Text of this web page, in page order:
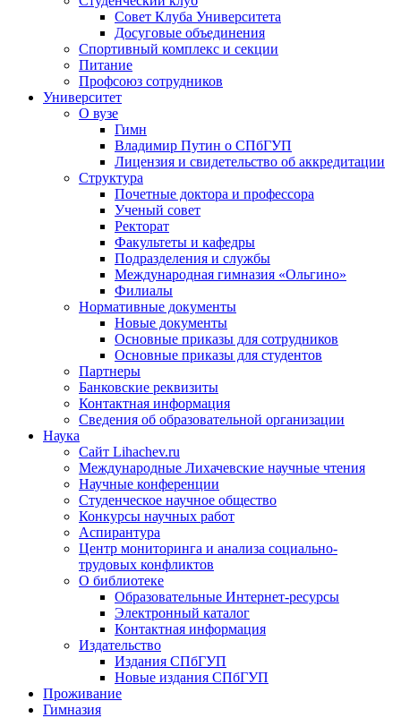
Совет Клуба Университета
Досуговые объединения
Спортивный комплекс и секции
Питание
Профсоюз сотрудников
Университет
О вузе
Гимн
Владимир Путин о СПбГУП
Лицензия и свидетельство об аккредитации
Структура
Почетные доктора и профессора
Ученый совет
Ректорат
Факультеты и кафедры
Подразделения и службы
Международная гимназия «Ольгино»
Филиалы
Нормативные документы
Новые документы
Основные приказы для сотрудников
Основные приказы для студентов
Партнеры
Банковские реквизиты
Контактная информация
Сведения об образовательной организации
Наука
Сайт Lihachev.ru
Международные Лихачевские научные чтения
Научные конференции
Студенческое научное общество
Конкурсы научных работ
Аспирантура
Центр мониторинга и анализа социально-
трудовых конфликтов
О библиотеке
Образовательные Интернет-ресурсы
Электронный каталог
Контактная информация
Издательство
Издания СПбГУП
Новые издания СПбГУП
Проживание
Гимназия